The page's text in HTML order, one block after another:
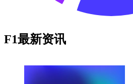
F1最新资讯